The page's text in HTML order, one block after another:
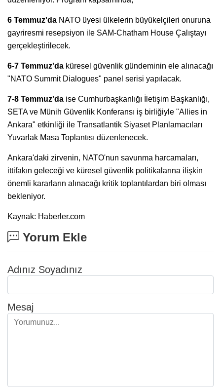
6 Temmuz'da NATO üyesi ülkelerin büyükelçileri onuruna
gayriresmi resepsiyon ile SAM-Chatham House Çalıştayı
gerçekleştirilecek.
6-7 Temmuz'da küresel güvenlik gündeminin ele alınacağı
"NATO Summit Dialogues" panel serisi yapılacak.
7-8 Temmuz'da ise Cumhurbaşkanlığı İletişim Başkanlığı,
SETA ve Münih Güvenlik Konferansı iş birliğiyle "Allies in
Ankara" etkinliği ile Transatlantik Siyaset Planlamacıları
Yuvarlak Masa Toplantısı düzenlenecek.
Ankara'daki zirvenin, NATO'nun savunma harcamaları,
ittifakın geleceği ve küresel güvenlik politikalarına ilişkin
önemli kararların alınacağı kritik toplantılardan biri olması
bekleniyor.
Kaynak: Haberler.com
Yorum Ekle
Adınız Soyadınız
Mesaj